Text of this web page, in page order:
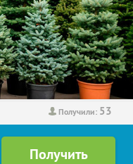
Получили: 53